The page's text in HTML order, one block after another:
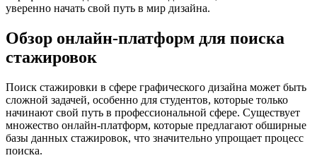
уверенно начать свой путь в мир дизайна.
Обзор онлайн-платформ для поиска
стажировок
Поиск стажировки в сфере графического дизайна может быть
сложной задачей, особенно для студентов, которые только
начинают свой путь в профессиональной сфере. Существует
множество онлайн-платформ, которые предлагают обширные
базы данных стажировок, что значительно упрощает процесс
поиска.